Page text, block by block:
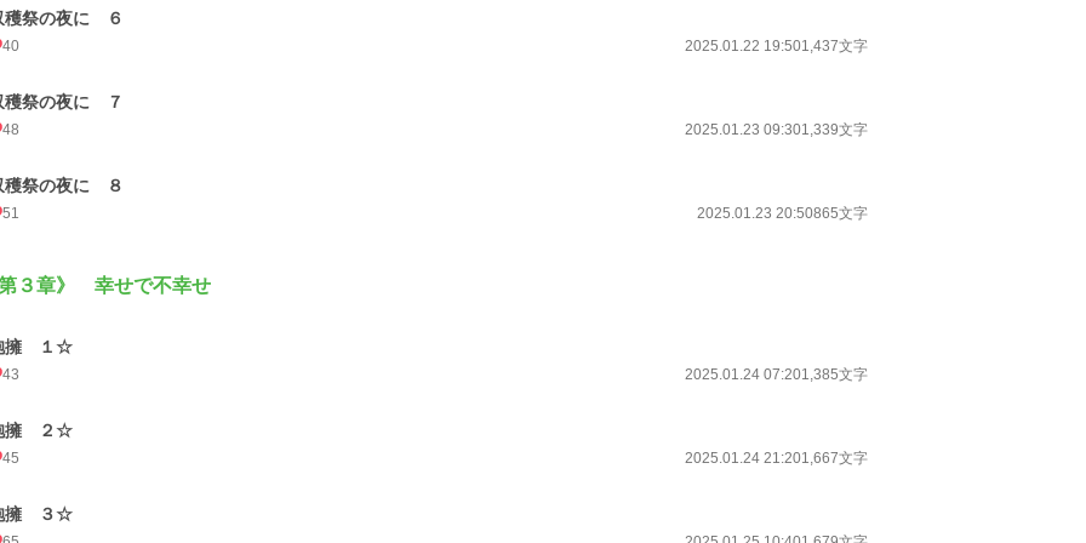
穫祭の夜に ６
40 2025.01.22 19:501,437文字
穫祭の夜に ７
48 2025.01.23 09:301,339文字
穫祭の夜に ８
51 2025.01.23 20:50865文字
３章》 幸せで不幸せ
擁 １☆
43 2025.01.24 07:201,385文字
擁 ２☆
45 2025.01.24 21:201,667文字
擁 ３☆